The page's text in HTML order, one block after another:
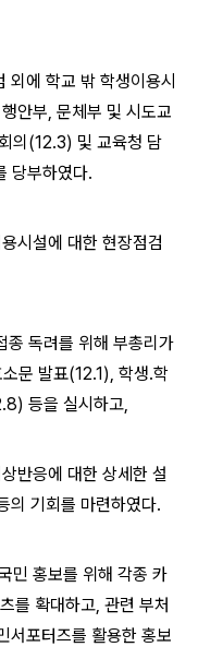
외에 학교 밖 학생이용시
안부, 문체부 및 시도교
의(12.3) 및 교육청 담
당부하였다.
시설에 대한 현장점검
종 독려를 위해 부총리가
문 발표(12.1), 학생․학
등을 실시하고,
반응에 대한 상세한 설
의 기회를 마련하였다.
민 홍보를 위해 각종 카
를 확대하고, 관련 부처
서포터즈를 활용한 홍보